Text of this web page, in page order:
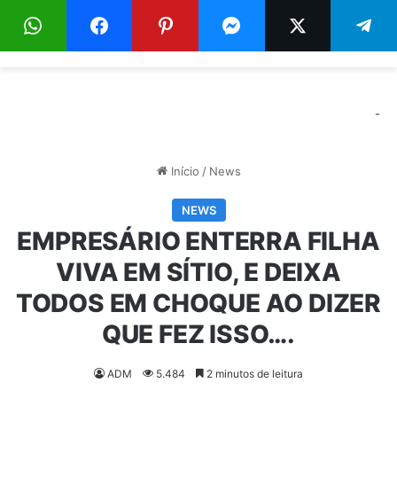
Menu
-
Início / News
NEWS
EMPRESÁRIO ENTERRA FILHA
VIVA EM SÍTIO, E DEIXA
TODOS EM CHOQUE AO DIZER
QUE FEZ ISSO….
ADM 5.484 2 minutos de leitura